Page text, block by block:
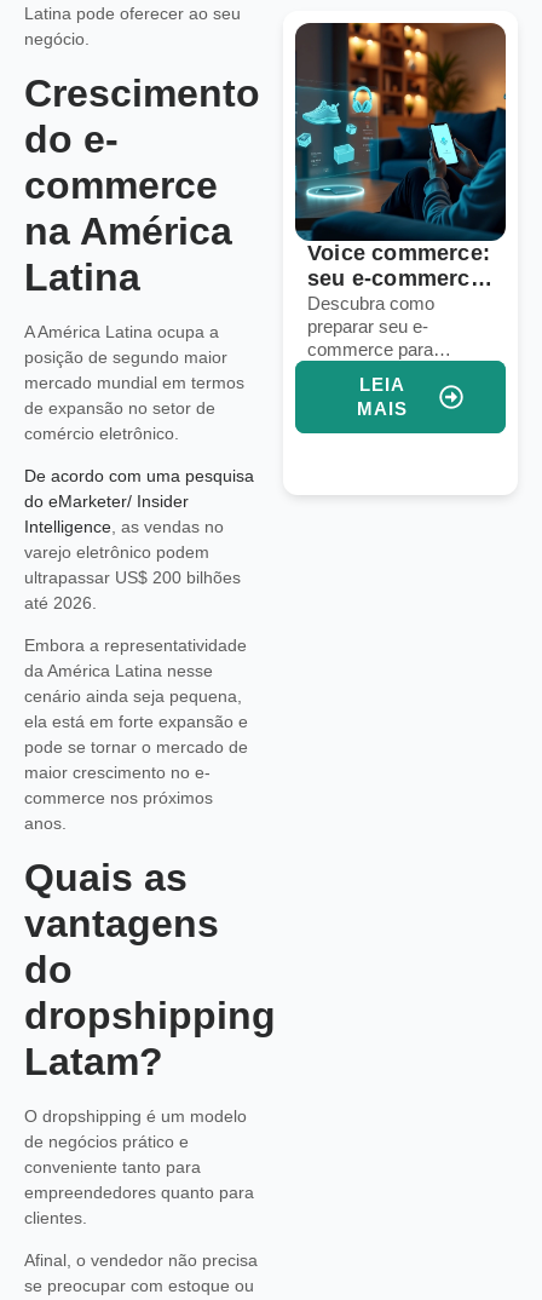
Latina pode oferecer ao seu
negócio.
Crescimento
do e-
commerce
na América
Latina
A América Latina ocupa a
posição de segundo maior
mercado mundial em termos
de expansão no setor de
comércio eletrônico.
De acordo com uma pesquisa
do eMarketer/ Insider
Intelligence , as vendas no
varejo eletrônico podem
ultrapassar US$ 200 bilhões
até 2026.
Embora a representatividade
da América Latina nesse
cenário ainda seja pequena,
ela está em forte expansão e
pode se tornar o mercado de
maior crescimento no e-
commerce nos próximos
anos.
Quais as
vantagens
do
dropshipping
Latam?
O dropshipping é um modelo
de negócios prático e
conveniente tanto para
empreendedores quanto para
clientes.
Afinal, o vendedor não precisa
se preocupar com estoque ou
Voice commerce:
seu e-commerce
vendas por voz?
preparar seu e-
commerce para
vendas por voz e
aumentar conversões
com assistentes
virtuais e IA integrada.
LEIA
MAIS
10
para
logística em
globais
Descubra
práticas para
frete, estoque e
em
globais e
MAIS